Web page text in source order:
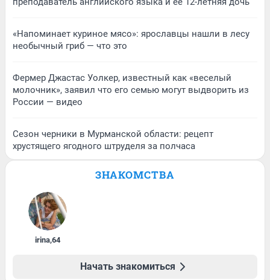
«Напоминает куриное мясо»: ярославцы нашли в лесу
необычный гриб — что это
Фермер Джастас Уолкер, известный как «веселый
молочник», заявил что его семью могут выдворить из
России — видео
Сезон черники в Мурманской области: рецепт
хрустящего ягодного штруделя за полчаса
ЗНАКОМСТВА
irina,64
Начать знакомиться